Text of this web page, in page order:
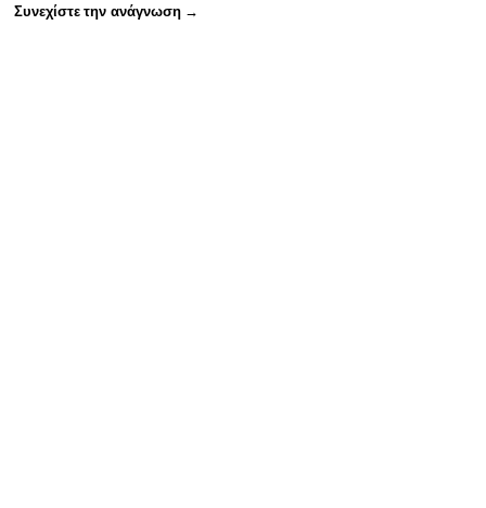
Συνεχίστε την ανάγνωση →